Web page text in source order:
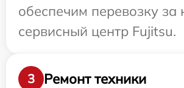
обеспечим перевозку за
сервисный центр Fujitsu.
3
Ремонт техники